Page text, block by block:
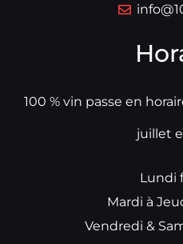
100 % vin passe en
juillet
Lundi
Mardi à
Vendredi &